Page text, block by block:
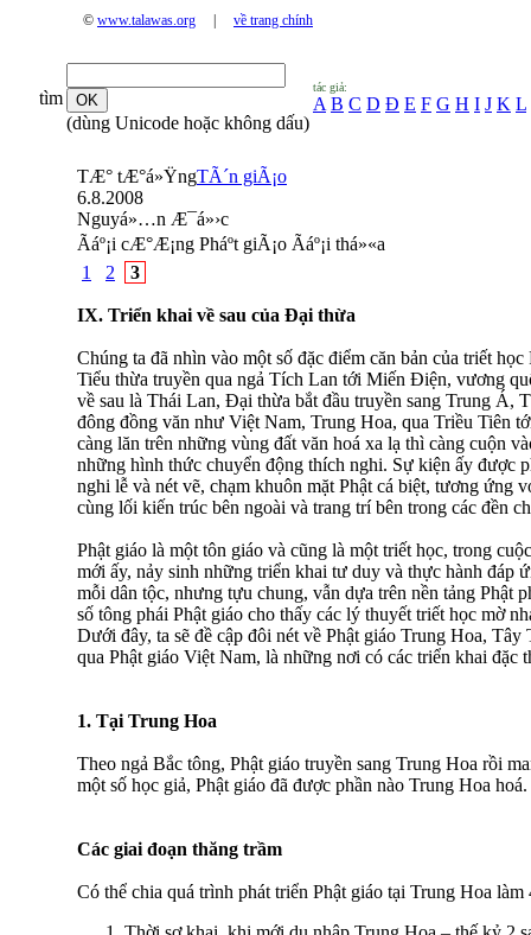
© www.talawas.org về trang chính
tìm
(dùng Unicode hoặc không dấu)
tác giả:
A B C D Đ E F G H I J K L
TÆ° tÆ°á»ŸngTÃ´n giÃ¡o
6.8.2008
Nguyá»…n Æ¯á»›c
Ãáº¡i cÆ°Æ¡ng Pháº­t giÃ¡o Ãáº¡i thá»«a
1
2 3
IX. Triển khai về sau của Ðại thừa
Chúng ta đã nhìn vào một số đặc điểm căn bản của triết
Tiểu thừa truyền qua ngả Tích Lan tới Miến Ðiện, vương
về sau là Thái Lan, Ðại thừa bắt đầu truyền sang Trung Á,
đông đồng văn như Việt Nam, Trung Hoa, qua Triều Tiên
càng lăn trên những vùng đất văn hoá xa lạ thì càng cuộn
những hình thức chuyển động thích nghi. Sự kiện ấy được
nghi lễ và nét vẽ, chạm khuôn mặt Phật cá biệt, tương ứng
cùng lối kiến trúc bên ngoài và trang trí bên trong các đền
Phật giáo là một tôn giáo và cũng là một triết học, trong
mới ấy, nảy sinh những triển khai tư duy và thực hành đáp
mỗi dân tộc, nhưng tựu chung, vẫn dựa trên nền tảng Phật
số tông phái Phật giáo cho thấy các lý thuyết triết học mờ
Dưới đây, ta sẽ đề cập đôi nét về Phật giáo Trung Hoa,
qua Phật giáo Việt Nam, là những nơi có các triển khai đặc
1. Tại Trung Hoa
Theo ngả Bắc tông, Phật giáo truyền sang Trung Hoa rồi
một số học giả, Phật giáo đã được phần nào Trung Hoa hoá.
Các giai đoạn thăng trầm
Có thể chia quá trình phát triển Phật giáo tại Trung Hoa